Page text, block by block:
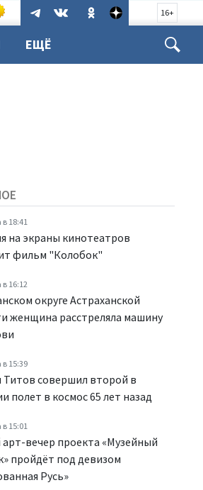
16+
ЕЩЁ
в 18:41
на экраны кинотеатров
фильм "Колобок"
в 16:12
округе Астраханской
женщина расстреляла машину
в 15:39
Титов совершил второй в
полет в космос 65 лет назад
в 15:01
вечер проекта «Музейный
пройдёт под девизом
Русь»